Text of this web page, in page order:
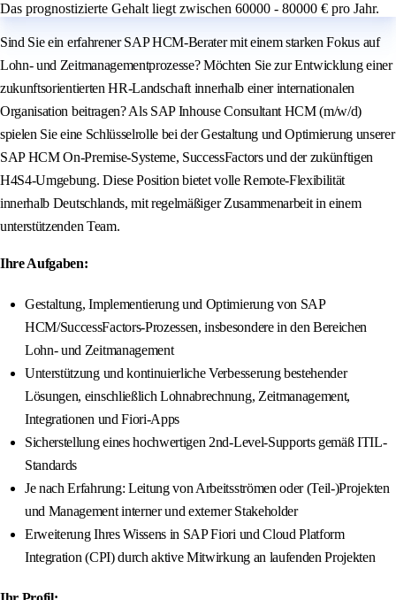
Das prognostizierte Gehalt liegt zwischen 60000 - 80000 € pro Jahr.
Sind Sie ein erfahrener SAP HCM-Berater mit einem starken Fokus auf
Lohn- und Zeitmanagementprozesse? Möchten Sie zur Entwicklung einer
zukunftsorientierten HR-Landschaft innerhalb einer internationalen
Organisation beitragen? Als SAP Inhouse Consultant HCM (m/w/d)
spielen Sie eine Schlüsselrolle bei der Gestaltung und Optimierung unserer
SAP HCM On-Premise-Systeme, SuccessFactors und der zukünftigen
H4S4-Umgebung. Diese Position bietet volle Remote-Flexibilität
innerhalb Deutschlands, mit regelmäßiger Zusammenarbeit in einem
unterstützenden Team.
Ihre Aufgaben:
Gestaltung, Implementierung und Optimierung von SAP
HCM/SuccessFactors-Prozessen, insbesondere in den Bereichen
Lohn- und Zeitmanagement
Unterstützung und kontinuierliche Verbesserung bestehender
Lösungen, einschließlich Lohnabrechnung, Zeitmanagement,
Integrationen und Fiori-Apps
Sicherstellung eines hochwertigen 2nd-Level-Supports gemäß ITIL-
Standards
Je nach Erfahrung: Leitung von Arbeitsströmen oder (Teil-)Projekten
und Management interner und externer Stakeholder
Erweiterung Ihres Wissens in SAP Fiori und Cloud Platform
Integration (CPI) durch aktive Mitwirkung an laufenden Projekten